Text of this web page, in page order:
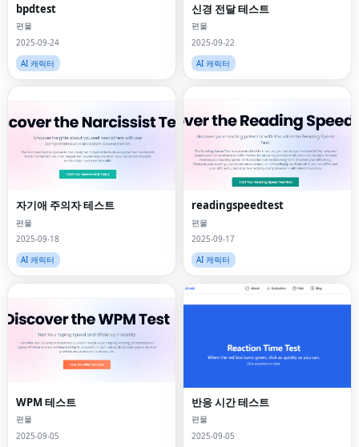
bpdtest
편물
2025-09-24
AI 캐릭터
신경 전달 테스트
편물
2025-09-22
AI 캐릭터
자기애 주의자 테스트
편물
2025-09-18
AI 캐릭터
readingspeedtest
편물
2025-09-17
AI 캐릭터
WPM 테스트
편물
2025-09-05
반응 시간 테스트
편물
2025-09-05